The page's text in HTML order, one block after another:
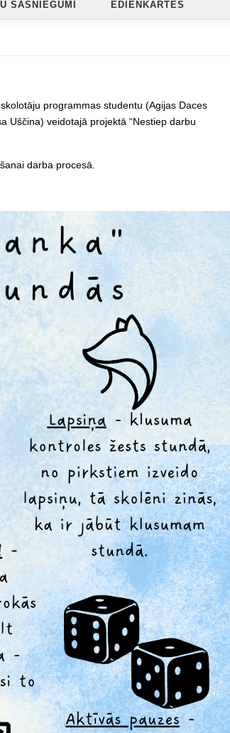
SASNIEGUMI ĒDIENKARTES
programmas studentu (Agijas Daces
Uščina) veidotajā projektā “Nestiep darbu
darba procesā.